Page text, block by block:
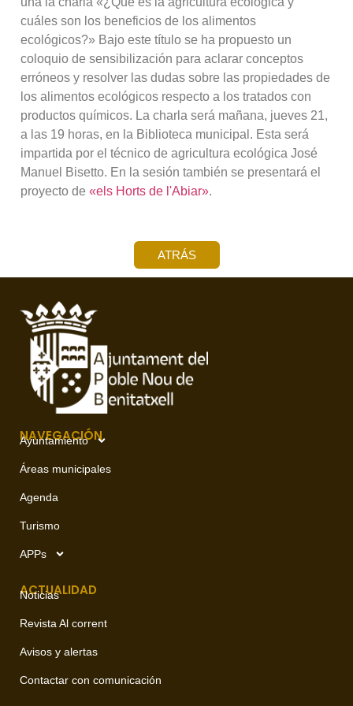
cuáles son los beneficios de los alimentos
ecológicos?» Bajo este título se ha propuesto un
coloquio de sensibilización para aclarar conceptos
erróneos y resolver las dudas sobre las propiedades de
los alimentos ecológicos respecto a los tratados con
productos químicos. La charla será mañana, jueves 21,
a las 19 horas, en la Biblioteca municipal. Esta será
impartida por el técnico de agricultura ecológica José
Manuel Bisetto. En la sesión también se presentará el
proyecto de «els Horts de l'Abiar».
ATRÁS
NAVEGACIÓN
Ayuntamiento
Áreas municipales
Agenda
Turismo
APPs
ACTUALIDAD
Noticias
Revista Al corrent
Avisos y alertas
Contactar con comunicación